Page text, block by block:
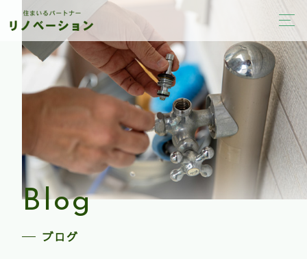
Blog
ブログ